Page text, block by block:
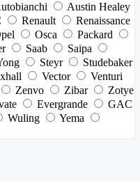
Austin Healey
Renault
Renaissance
Osca
Packard
Saab
Saipa
Steyr
Studebaker
Vector
Venturi
Zenvo Zibar
Zotye
Evergrande
GAC
Wuling
Yema